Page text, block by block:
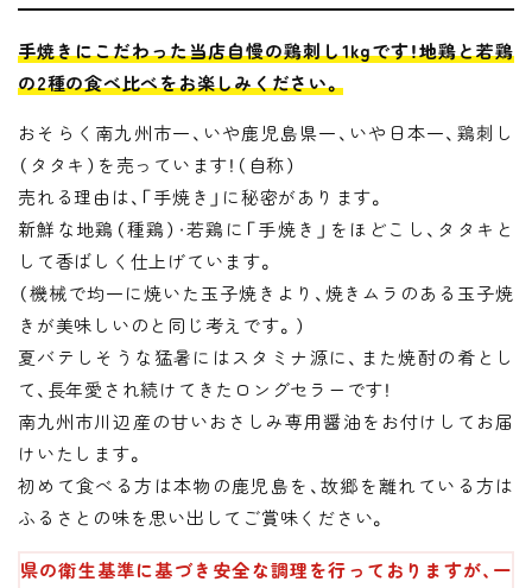
手焼きにこだわった当店自慢の鶏刺し1kgです！地鶏と若鶏
の2種の食べ比べをお楽しみください。
おそらく南九州市一、いや鹿児島県一、いや日本一、鶏刺し
（タタキ）を売っています！（自称）
売れる理由は、「手焼き」に秘密があります。
新鮮な地鶏（種鶏）・若鶏に「手焼き」をほどこし、タタキと
して香ばしく仕上げています。
（機械で均一に焼いた玉子焼きより、焼きムラのある玉子焼
きが美味しいのと同じ考えです。）
夏バテしそうな猛暑にはスタミナ源に、また焼酎の肴とし
て、長年愛され続けてきたロングセラーです！
南九州市川辺産の甘いおさしみ専用醤油をお付けしてお届
けいたします。
初めて食べる方は本物の鹿児島を、故郷を離れている方は
ふるさとの味を思い出してご賞味ください。
県の衛生基準に基づき安全な調理を行っておりますが、一